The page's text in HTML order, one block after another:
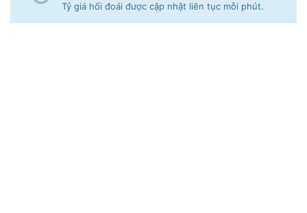
Tỷ giá hối đoái được cập nhật liên tục mỗi phút.